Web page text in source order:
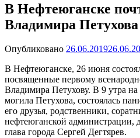
В Нефтеюганске
Владимира Петухова
Опубликовано 26.06.2019
В Нефтеюганске, 26 июня
посвященные первому
Владимира Петухову. В 9 утра на
могила Петухова, состоялась
его друзья, родственники,
нефтеюганской администрации,
глава города Сергей Дегтярев.